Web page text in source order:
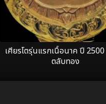
เศียรโตรุ่นแรกเนื้อนาค ปี
ตลับทอง